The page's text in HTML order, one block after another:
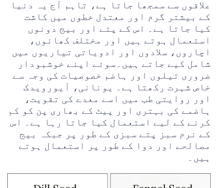
علاقوں سے سمجھا جاتا ہے، تاہم آج یہ دنیا
کے بیشتر گرم اور معتدل خطوں میں کاشت
کیا جاتا ہے۔ اس کے پتے اور بیج دونوں
استعمال ہوتے ہیں اور مختلف کھانوں،
اچاروں، سلادوں اور ادویاتی تیاریوں میں
شامل کیے جاتے ہیں۔سوئے اپنے خوشبودار
ضروری تیلوں اور ہاضم خصوصیات کی وجہ سے
خاص شہرت رکھتا ہے۔ یونانی، آیورویدک
اور روایتی طب میں اسے معدے کی تقویت،
ہاضمے کی بہتری اور پیٹ کے بھاری پن کو کم
کرنے کے لیے استعمال کیا جاتا رہا ہے۔ اس
کے نرم سبز پتے سبزی کے طور پر جبکہ بیج
مصالحے اور دوا کے طور پر استعمال ہوتے
ہیں۔